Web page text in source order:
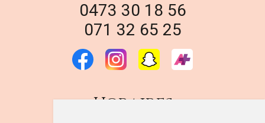
0473 30 18 56
071 32 65 25
Horaires